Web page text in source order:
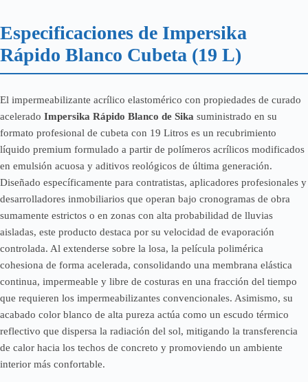
Especificaciones de Impersika
Rápido Blanco Cubeta (19 L)
El impermeabilizante acrílico elastomérico con propiedades de curado
acelerado Impersika Rápido Blanco de Sika suministrado en su
formato profesional de cubeta con 19 Litros es un recubrimiento
líquido premium formulado a partir de polímeros acrílicos modificados
en emulsión acuosa y aditivos reológicos de última generación.
Diseñado específicamente para contratistas, aplicadores profesionales y
desarrolladores inmobiliarios que operan bajo cronogramas de obra
sumamente estrictos o en zonas con alta probabilidad de lluvias
aisladas, este producto destaca por su velocidad de evaporación
controlada. Al extenderse sobre la losa, la película polimérica
cohesiona de forma acelerada, consolidando una membrana elástica
continua, impermeable y libre de costuras en una fracción del tiempo
que requieren los impermeabilizantes convencionales. Asimismo, su
acabado color blanco de alta pureza actúa como un escudo térmico
reflectivo que dispersa la radiación del sol, mitigando la transferencia
de calor hacia los techos de concreto y promoviendo un ambiente
interior más confortable.